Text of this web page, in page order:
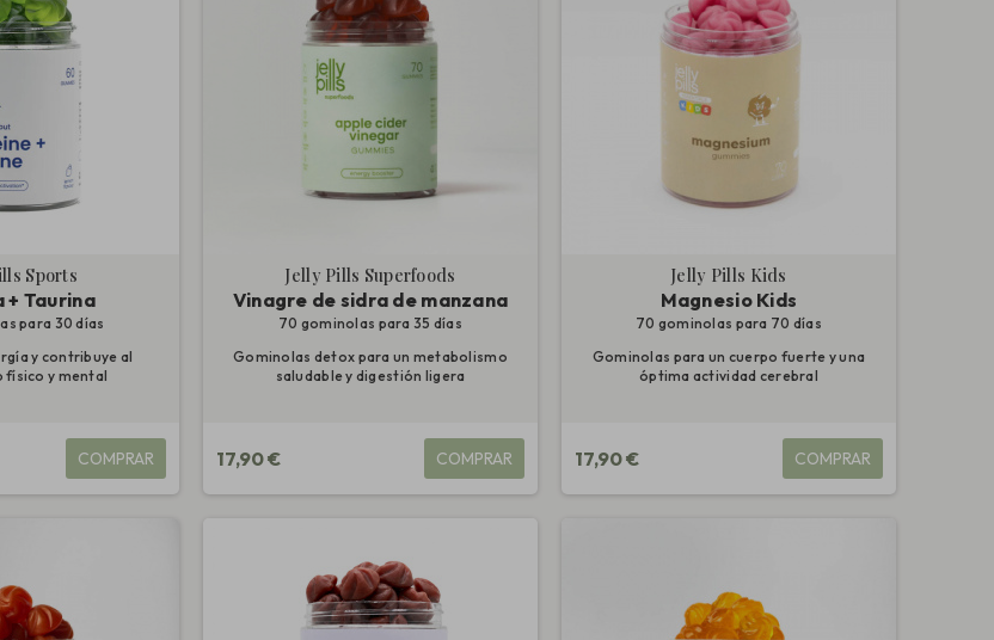
Sports
+ Taurina
para 30 días
y contribuye al
físico y mental
COMPRAR
Jelly Pills Superfoods
Vinagre de sidra de manzana
70 gominolas para 35 días
Gominolas detox para un metabolismo
saludable y digestión ligera
17,90 € COMPRAR
Jelly Pills Kids
Magnesio Kids
70 gominolas para 70 días
Gominolas para un cuerpo fuerte y una
óptima actividad cerebral
17,90 € COMPRAR